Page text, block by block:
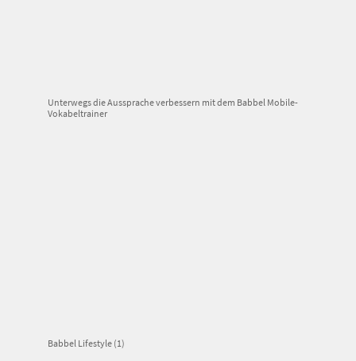
Unterwegs die Aussprache verbessern mit dem Babbel Mobile-
Vokabeltrainer
Babbel Lifestyle (1)